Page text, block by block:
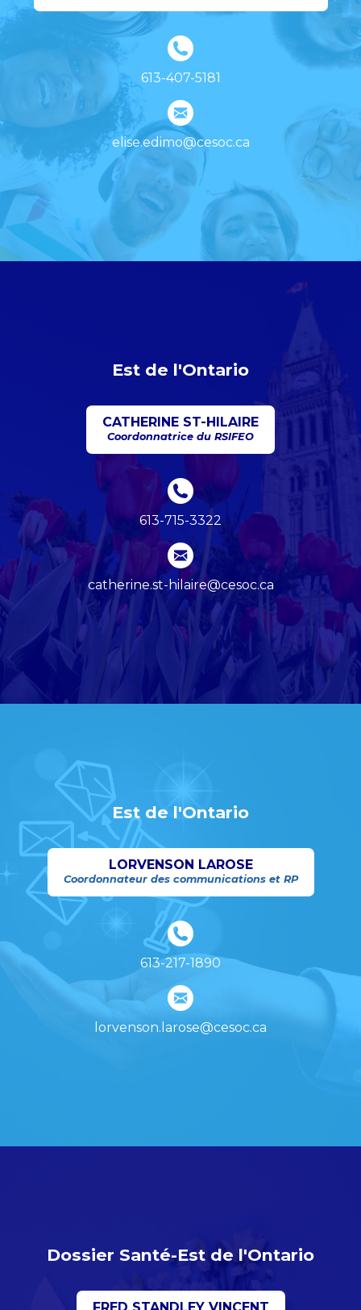
613-407-5181
elise.edimo@cesoc.ca
Est de l'Ontario
CATHERINE ST-HILAIRE
Coordonnatrice du RSIFEO
613-715-3322
catherine.st-hilaire@cesoc.ca
Est de l'Ontario
LORVENSON LAROSE
Coordonnateur des communications et RP
613-217-1890
lorvenson.larose@cesoc.ca
Dossier Santé-Est de l'Ontario